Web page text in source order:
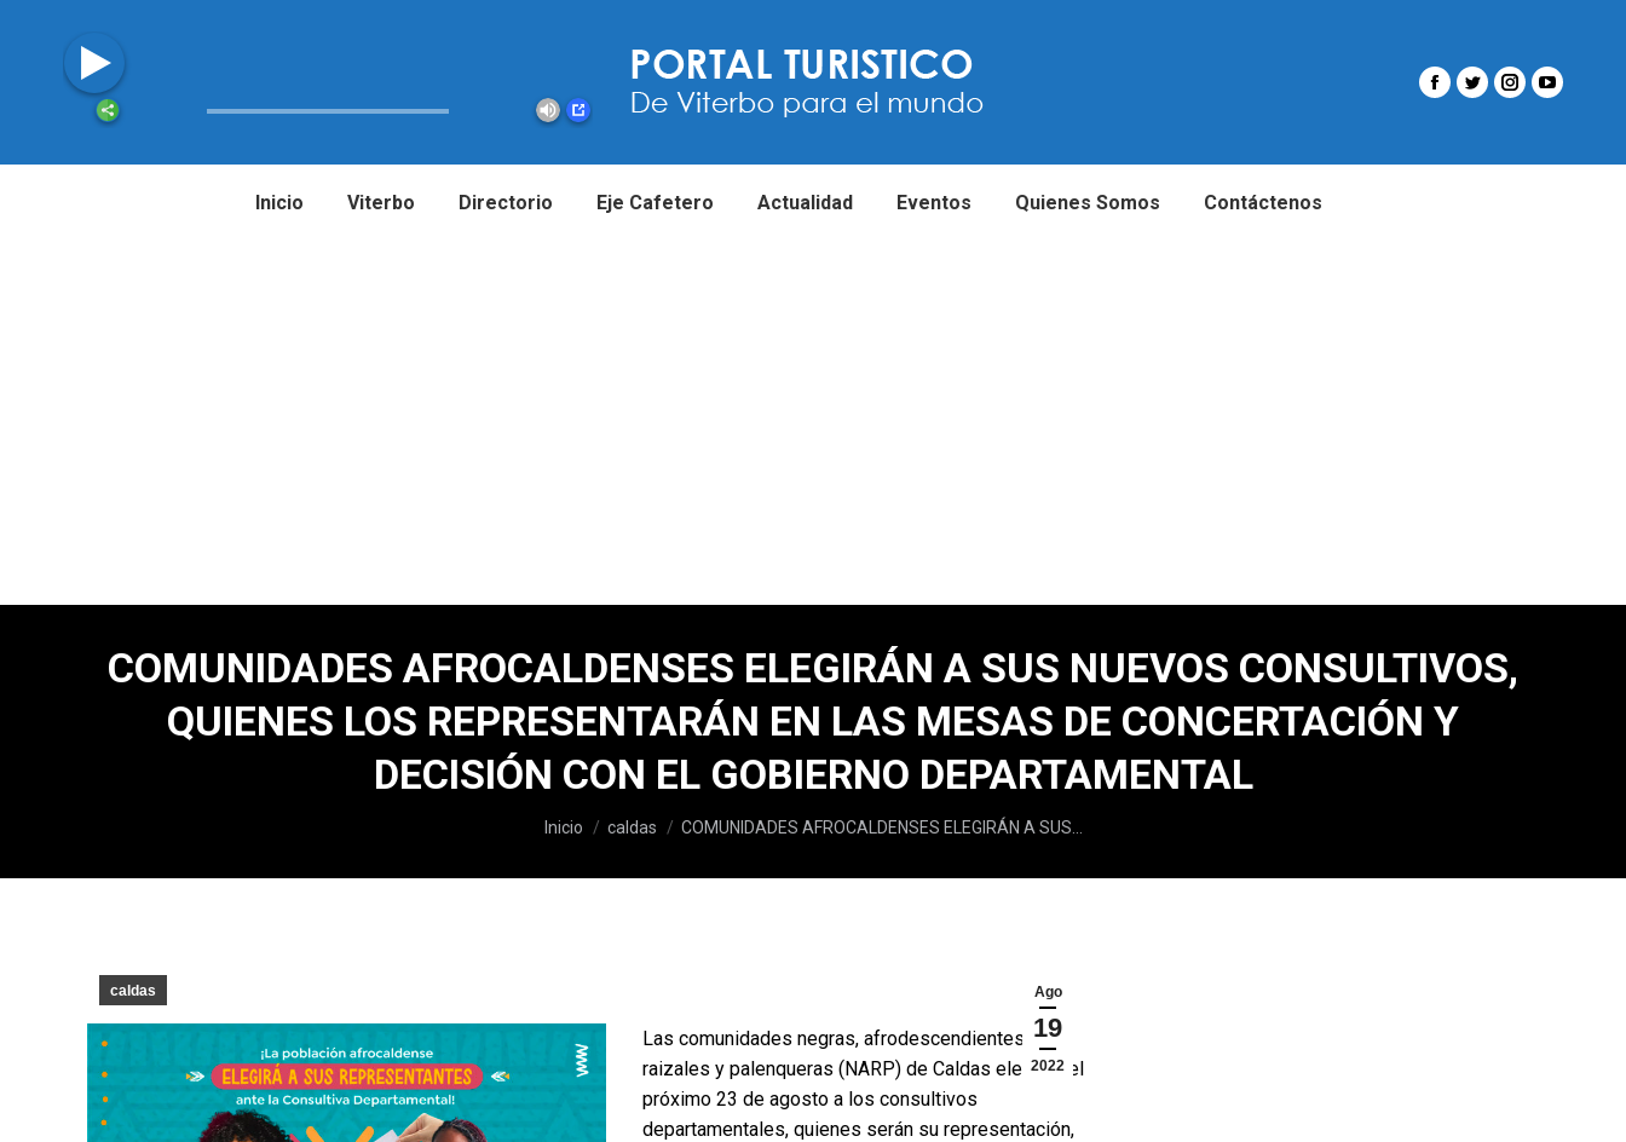
Inicio Viterbo Directorio Eje Cafetero Actualidad Eventos Quienes Somos Contáctenos
COMUNIDADES AFROCALDENSES ELEGIRÁN A SUS NUEVOS CONSULTIVOS,
QUIENES LOS REPRESENTARÁN EN LAS MESAS DE CONCERTACIÓN Y
DECISIÓN CON EL GOBIERNO DEPARTAMENTAL
Estás aquí:
Inicio caldas COMUNIDADES AFROCALDENSES ELEGIRÁN A SUS…
Ago
19
2022
caldas
Las comunidades negras, afrodescendientes,
raizales y palenqueras (NARP) de Caldas elegirán el
próximo 23 de agosto a los consultivos
departamentales, quienes serán su representación,